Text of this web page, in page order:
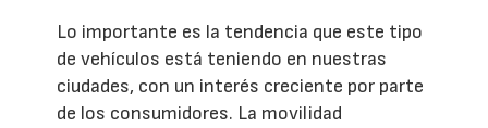
Lo importante es la tendencia que este tipo
de vehículos está teniendo en nuestras
ciudades, con un interés creciente por parte
de los consumidores. La movilidad